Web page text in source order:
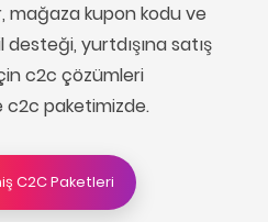
mağaza kupon kodu ve
yurtdışına satış
c2c çözümleri
paketimizde.
C2C Paketleri